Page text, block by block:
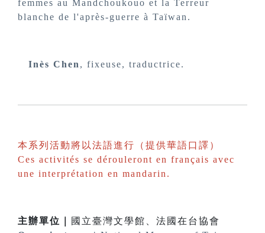
femmes au Mandchoukouo et la Terreur
blanche de l'après-guerre à Taïwan.
Inès Chen , fixeuse, traductrice.
本系列活動將以法語進行（提供華語口譯）
Ces activités se dérouleront en français avec
une interprétation en mandarin.
主辦單位｜
國立臺灣文學館、法國在台協會